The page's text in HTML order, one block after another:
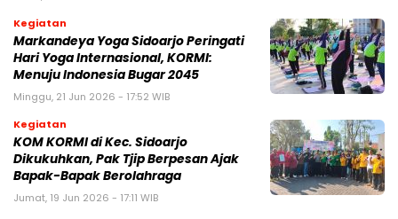
Kegiatan
Markandeya Yoga Sidoarjo Peringati
Hari Yoga Internasional, KORMI:
Menuju Indonesia Bugar 2045
Minggu, 21 Jun 2026 - 17:52 WIB
Kegiatan
KOM KORMI di Kec. Sidoarjo
Dikukuhkan, Pak Tjip Berpesan Ajak
Bapak-Bapak Berolahraga
Jumat, 19 Jun 2026 - 17:11 WIB